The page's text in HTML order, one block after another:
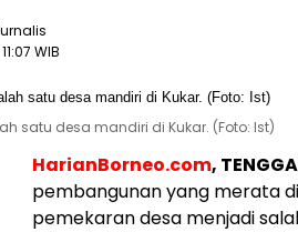
WIB
satu desa mandiri di Kukar. (Foto: Ist)
HarianBorneo.com,
pembangunan yang merata
pemekaran desa menjadi